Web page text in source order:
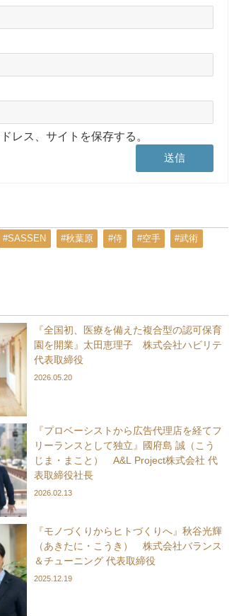
レス、サイトを保存する。
#SASSEN #秋葉原 #侍 #空手 #武術
『全国初、医療を備えた複合型の認可保育
園を開業』太田恵理子 株式会社ハビリテ
代表取締役
2026.05.20
『プロベーシストから広告代理店を経てフ
リーランスとして独立』國府島 誠（こう
じま・まこと） A&L Project株式会社 代
表取締役社長
2026.02.13
『モノづくりからヒトづくりへ』秋谷光輝
（あきたに・こうき） 株式会社バランス
＆チューニング 代表取締役
2025.12.19